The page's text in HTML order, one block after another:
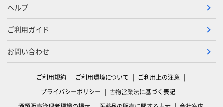
ヘルプ
ご利用ガイド
お問い合わせ
ご利用規約 ご利用環境について
ご利用上の注意
プライバシーポリシー
古物営業法に基づく表記